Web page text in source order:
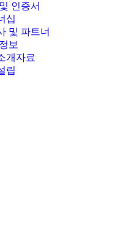
인증서
십
및 파트너
보
개자료
립